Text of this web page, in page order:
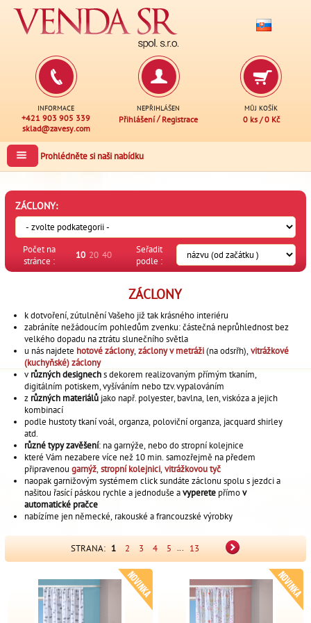
INFORMACE
+421 903 905 339
sklad@zavesy.com
NEPŘIHLÁŠEN
Přihlášení/ Registrace
MŮJ KOŠÍK
0 ks/0 Kč
Prohlédněte si naši nabídku
ZÁCLONY:
Počet na
stránce :
10 20 40
Seřadit
podle :
ZÁCLONY
k dotvoření, zútulnění Vašeho již tak krásného interiéru
zabráníte nežádoucím pohledům zvenku: částečná neprůhlednost bez
velkého dopadu na ztrátu slunečního světla
u nás najdete hotové záclony,záclony v metráži(na odsrřh),vitrážkové
(kuchyňské) záclony
v různých designechs dekorem realizovaným přímým tkaním,
digitálním potiskem, vyšíváním nebo tzv. vypalováním
z různých materiálů jako např. polyester, bavlna, len, viskóza a jejich
kombinací
podle hustoty tkaní voál, organza, poloviční organza, jacquard shirley
atd.
různé typy zavěšení: na garnýže, nebo do stropní kolejnice
které Vám nezabere více než 10 min. samozřejmě na předem
připravenougarnýž,stropníkolejnici,vitrážkovou tyč
naopak garnižovým systémem click sundáte záclonu spolu s jezdci a
našitou řasící páskou rychle a jednoduše avyperete přímov
automatické pračce
nabízíme jen německé, rakouské a francouzské výrobky
STRANA: 1 2 3 4 5 ... 13